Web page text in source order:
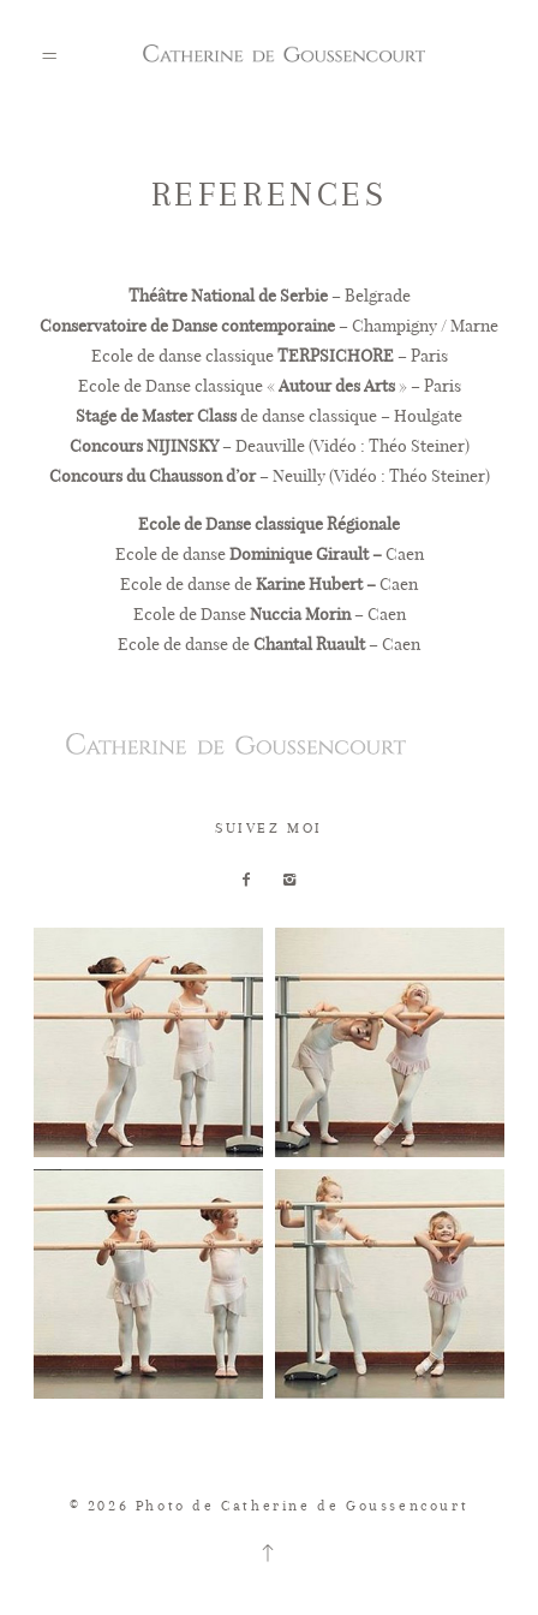
PORTFOLIO
REFERENCES
CONTACT
REFERENCES
Théâtre National de Serbie– Belgrade
Conservatoire de Danse contemporaine– Champigny / Marne
Ecole de danse classiqueTERPSICHORE– Paris
Ecole de Danse classique « Autour des Arts» – Paris
Stage de Master Classde danse classique – Houlgate
Concours NIJINSKY– Deauville (Vidéo : Théo Steiner)
Concours du Chausson d’or– Neuilly (Vidéo : Théo Steiner)
Ecole de Danse classique Régionale
Ecole de danseDominique Girault –Caen
Ecole de danse deKarine Hubert –Caen
Ecole de DanseNuccia Morin– Caen
Ecole de danse deChantal Ruault– Caen
SUIVEZ MOI
© 2026 Photo de Catherine de Goussencourt